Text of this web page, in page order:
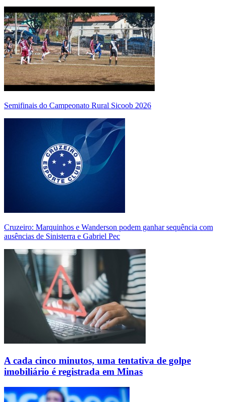
Semifinais do Campeonato Rural Sicoob 2026
Cruzeiro: Marquinhos e Wanderson podem ganhar sequência com
ausências de Sinisterra e Gabriel Pec
A cada cinco minutos, uma tentativa de golpe
imobiliário é registrada em Minas